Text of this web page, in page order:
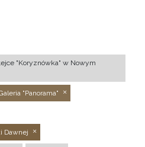
"Koryznówka" w Nowym
"Panorama"
Dawnej